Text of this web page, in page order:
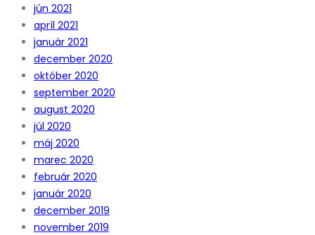
jún 2021
apríl 2021
január 2021
december 2020
október 2020
september 2020
august 2020
júl 2020
máj 2020
marec 2020
február 2020
január 2020
december 2019
november 2019